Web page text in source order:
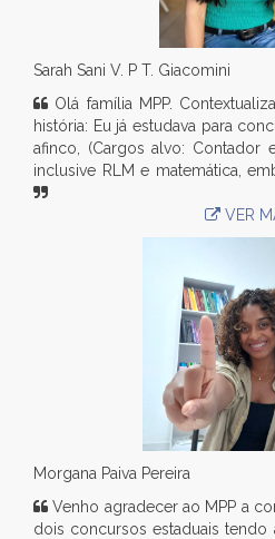
Sarah Sani V. P T. Giacomini
Olá família MPP.
história: Eu já estudava para
afinco, (Cargos alvo: Contador
inclusive RLM e matemática,
VER
Morgana Paiva Pereira
Venho agradecer ao MPP a
dois concursos estaduais tendo